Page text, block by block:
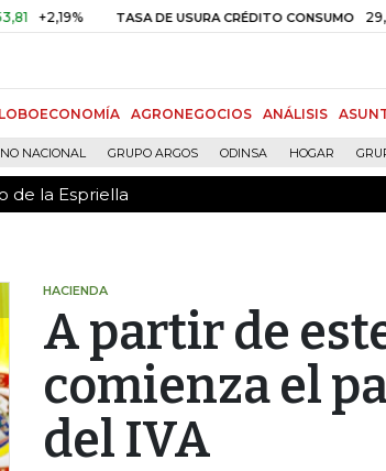
TASA DE USURA CRÉDITO CONSUMO 29,66%
AGRONEGOCIOS ANÁLISIS
NACIONAL GRUPO ARGOS ODINSA HOGAR
de la Espriella
de la Espriella
HACIENDA
A partir de
comienza el
del IVA